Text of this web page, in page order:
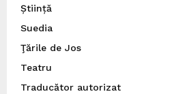
Știință
Suedia
Ţările de Jos
Teatru
Traducător autorizat